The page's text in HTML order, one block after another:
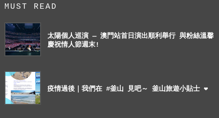
MUST READ
太陽個人巡演 — 澳門站首日演出順利舉行 與粉絲溫馨
慶祝情人節週末!
疫情過後｜我們在 #釜山 見吧～ 釜山旅遊小貼士 ❤